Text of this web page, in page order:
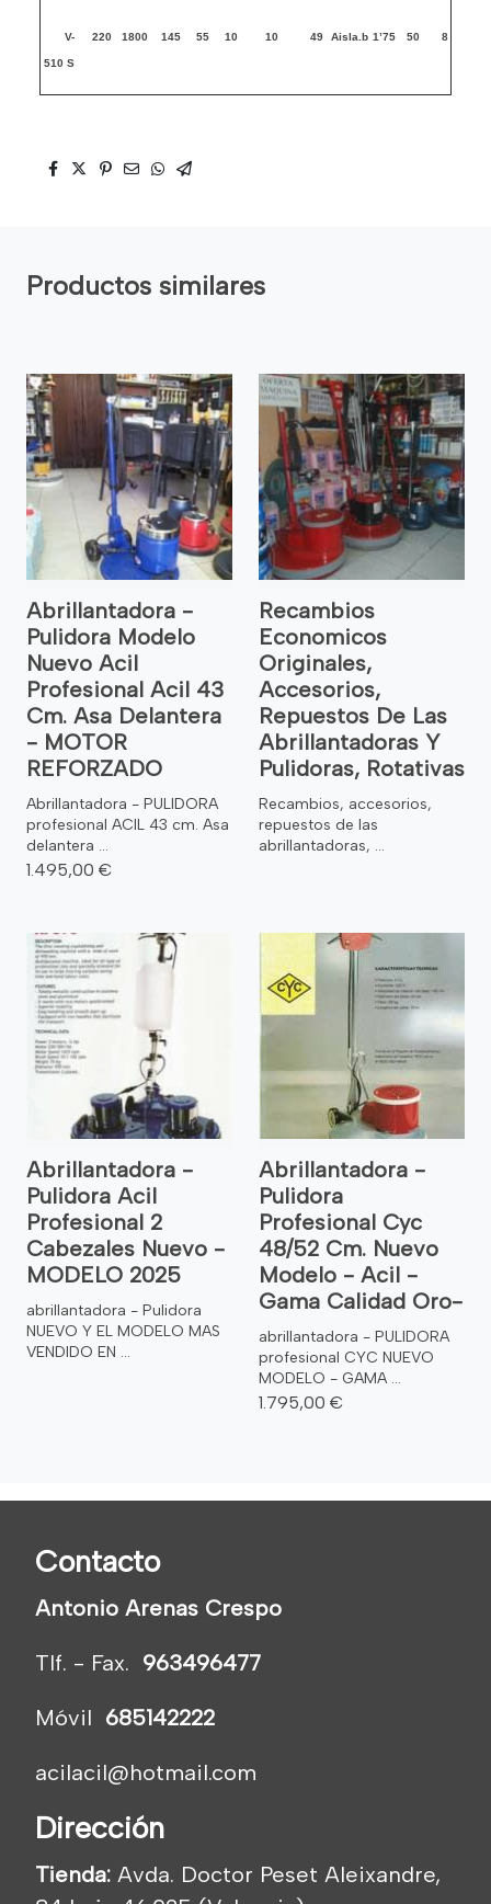
V-
510 S
220 1800 145 55 10 10 49 Aisla.b 1’75 50 8
Productos similares
Abrillantadora -
Pulidora Modelo
Nuevo Acil
Profesional Acil 43
Cm. Asa Delantera
- MOTOR
REFORZADO
Abrillantadora - PULIDORA
profesional ACIL 43 cm. Asa
delantera ...
1.495,00 €
Recambios
Economicos
Originales,
Accesorios,
Repuestos De Las
Abrillantadoras Y
Pulidoras, Rotativas
Recambios, accesorios,
repuestos de las
abrillantadoras, ...
Abrillantadora -
Pulidora Acil
Profesional 2
Cabezales Nuevo -
MODELO 2025
abrillantadora - Pulidora
NUEVO Y EL MODELO MAS
VENDIDO EN ...
Abrillantadora -
Pulidora
Profesional Cyc
48/52 Cm. Nuevo
Modelo - Acil -
Gama Calidad Oro-
abrillantadora - PULIDORA
profesional CYC NUEVO
MODELO - GAMA ...
1.795,00 €
Contacto
Antonio Arenas Crespo
Tlf. - Fax. 963496477
Móvil 685142222
acilacil@hotmail.com
Dirección
Tienda: Avda. Doctor Peset Aleixandre,